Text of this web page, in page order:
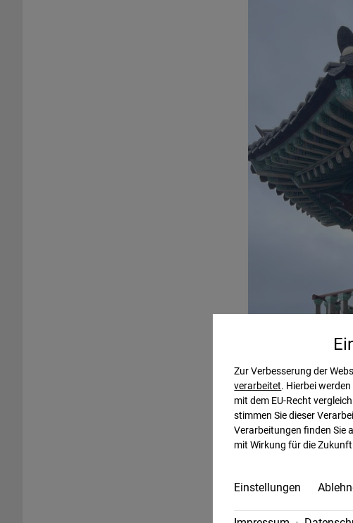
Zur Verbesserung der
verarbeitet. Hierbei
mit dem EU-Recht
stimmen Sie dieser
Verarbeitungen finden Sie
mit Wirkung für die
Einstellungen